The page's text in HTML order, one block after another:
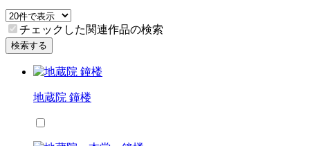
チェックした関連作品の検索
検索する
地蔵院 鐘楼